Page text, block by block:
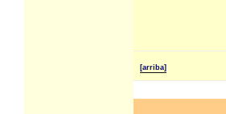
[arriba]